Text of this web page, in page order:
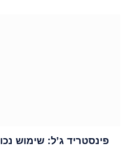
פינסטריד ג’ל: שימוש